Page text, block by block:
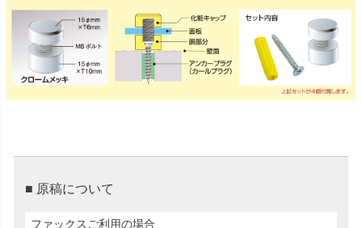
■ 原稿について
ファックスご利用の場合